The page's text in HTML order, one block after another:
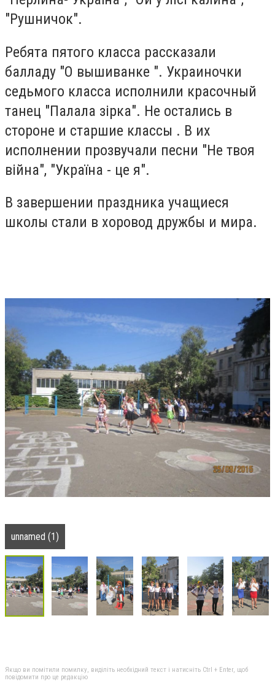
"Рушничок".
Ребята пятого класса рассказали
балладу "О вышиванке ". Украиночки
седьмого класса исполнили красочный
танец "Палала зірка". Не остались в
стороне и старшие классы . В их
исполнении прозвучали песни "Не твоя
війна", "Україна - це я".
В завершении праздника учащиеся
школы стали в хоровод дружбы и мира.
unnamed (1)
Якщо ви помітили помилку, виділіть необхідний текст і натисніть Ctrl + Enter, щоб
повідомити про це редакцію